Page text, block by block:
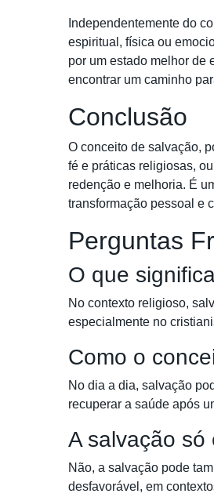
Independentemente do
espiritual, física ou
por um estado melhor de
encontrar um caminho
Conclusão
O conceito de salvação,
fé e práticas religiosas,
redenção e melhoria. É
transformação pessoal e
Perguntas
O que
No contexto religioso,
especialmente no
Como o
No dia a dia, salvação
recuperar a saúde após
A salvação só
Não, a salvação pode
desfavorável, em